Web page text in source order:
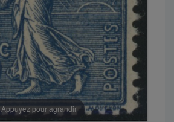
Appuyez pour agrandir